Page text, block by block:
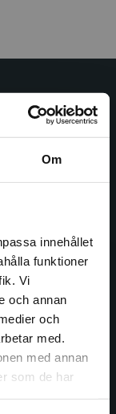
Om
innehållet
funktioner
Vi
och annan
och
med.
med annan
som de har
Sverige.
idag Sveriges
kurslitteratur,